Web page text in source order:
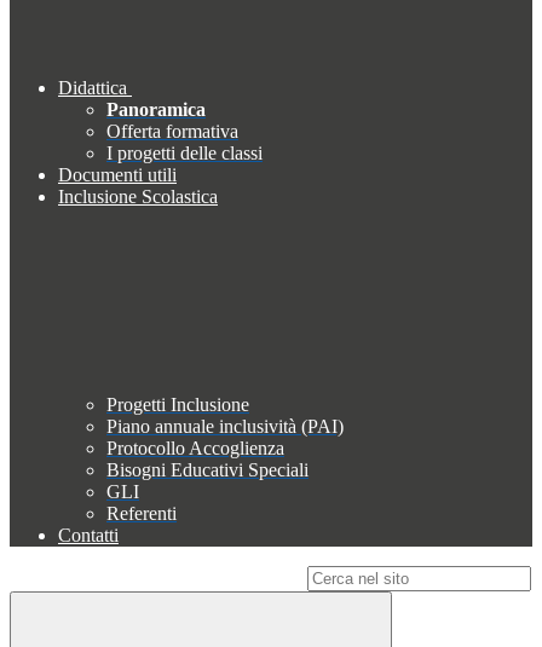
Didattica
Panoramica
Offerta formativa
I progetti delle classi
Documenti utili
Inclusione Scolastica
Progetti Inclusione
Piano annuale inclusività (PAI)
Protocollo Accoglienza
Bisogni Educativi Speciali
GLI
Referenti
Contatti